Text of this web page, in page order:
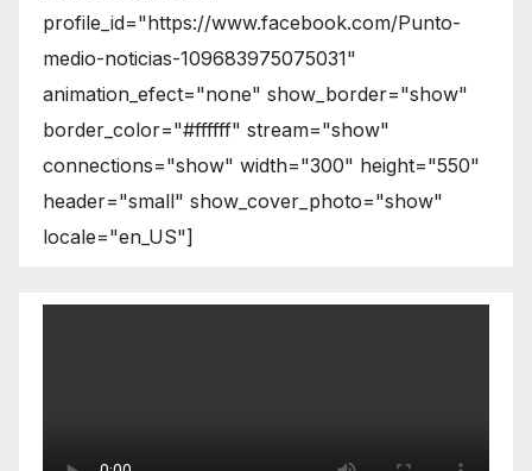
profile_id="https://www.facebook.com/Punto-
medio-noticias-109683975075031"
animation_efect="none" show_border="show"
border_color="#ffffff" stream="show"
connections="show" width="300" height="550"
header="small" show_cover_photo="show"
locale="en_US"]